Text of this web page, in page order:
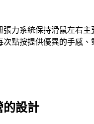
張力系統保持滑鼠左右主
次點按提供優異的手感、
的設計